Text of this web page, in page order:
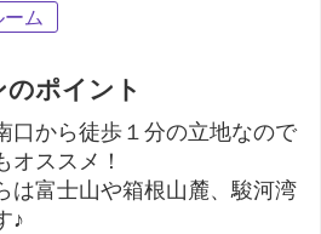
ム
ポイント
口から徒歩１分の立地なので
オススメ！
は富士山や箱根山麓、駿河湾
♪